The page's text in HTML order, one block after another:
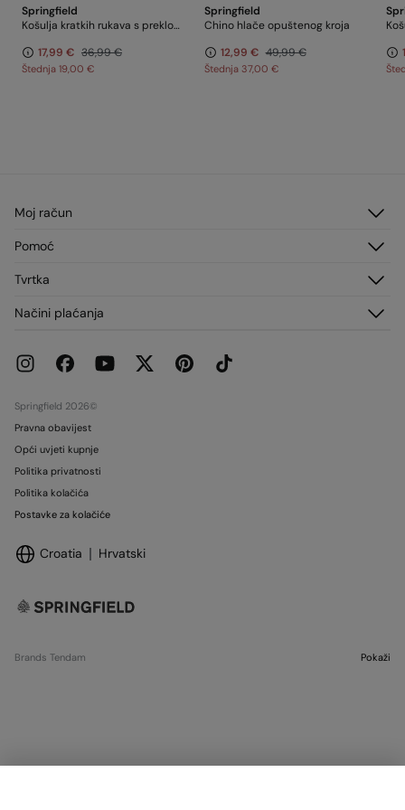
Springfield
Košulja kratkih rukava s preklopom
17,99 € 36,99 €
Štednja 19,00 €
Springfield
Chino hlače opuštenog kroja
12,99 € 49,99 €
Štednja 37,00 €
Moj račun
Adrese za dostavu
Pomoć
Dostava
Trenutne promocije
Tvrtka
Franšize
Radi s nama
Načini plaćanja
Springfield 2026©
Pravna obavijest
Opći uvjeti kupnje
Politika privatnosti
Politika kolačića
Postavke za kolačiće
Croatia Hrvatski
Brands Tendam Pokaži